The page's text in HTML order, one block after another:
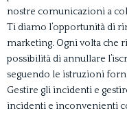
nostre comunicazioni a
Ti diamo l’opportunità di
marketing. Ogni volta che
possibilità di annullare
seguendo le istruzioni
Gestire gli incidenti e
incidenti e inconvenienti